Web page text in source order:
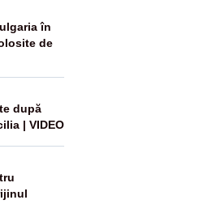
în
de
după
| VIDEO